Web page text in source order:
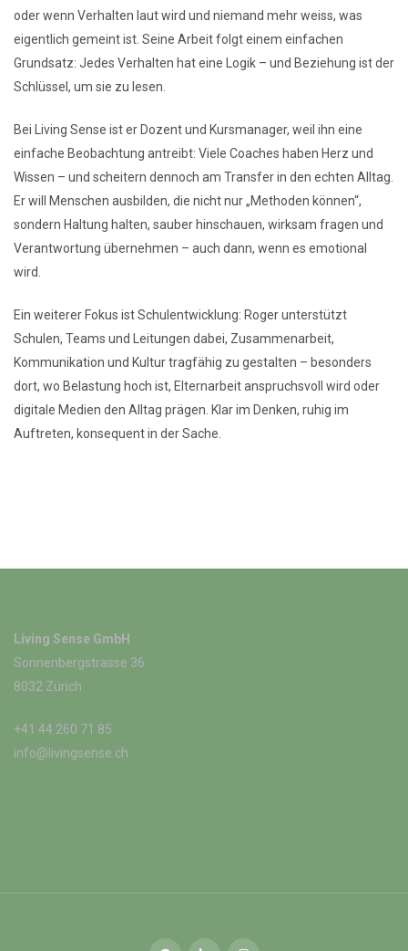
oder wenn Verhalten laut wird und niemand mehr weiss, was
eigentlich gemeint ist. Seine Arbeit folgt einem einfachen
Grundsatz: Jedes Verhalten hat eine Logik – und Beziehung ist der
Schlüssel, um sie zu lesen.
Bei Living Sense ist er Dozent und Kursmanager, weil ihn eine
einfache Beobachtung antreibt: Viele Coaches haben Herz und
Wissen – und scheitern dennoch am Transfer in den echten Alltag.
Er will Menschen ausbilden, die nicht nur „Methoden können“,
sondern Haltung halten, sauber hinschauen, wirksam fragen und
Verantwortung übernehmen – auch dann, wenn es emotional
wird.
Ein weiterer Fokus ist Schulentwicklung: Roger unterstützt
Schulen, Teams und Leitungen dabei, Zusammenarbeit,
Kommunikation und Kultur tragfähig zu gestalten – besonders
dort, wo Belastung hoch ist, Elternarbeit anspruchsvoll wird oder
digitale Medien den Alltag prägen. Klar im Denken, ruhig im
Auftreten, konsequent in der Sache.
Living Sense GmbH
Sonnenbergstrasse 36
8032 Zürich
+41 44 260 71 85
info@livingsense.ch